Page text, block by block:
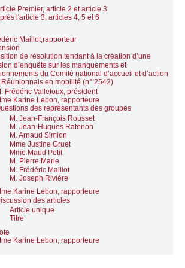
Premier, article 2 et article 3
l'article 3, articles 4, 5 et 6
Maillot,rapporteur
de résolution tendant à la création d’une
d’enquête sur les manquements et
du Comité national d’accueil et d’actions
en mobilité (n° 2542)
Frédéric Valletoux, président
Karine Lebon, rapporteure
des représentants des groupes
M. Jean-François Rousset
M. Jean-Hugues Ratenon
M. Arnaud Simion
Mme Justine Gruet
Mme Maud Petit
M. Pierre Marle
M. Frédéric Maillot
M. Joseph Rivière
Karine Lebon, rapporteure
des articles
Article unique
Titre
Karine Lebon, rapporteure